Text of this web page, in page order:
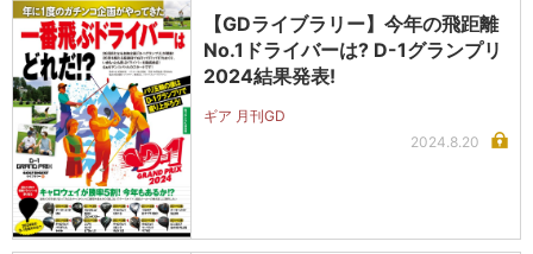
【GDライブラリー】今年の飛距離
No.1ドライバーは? D-1グランプリ
2024結果発表!
ギア 月刊GD
2024.8.20